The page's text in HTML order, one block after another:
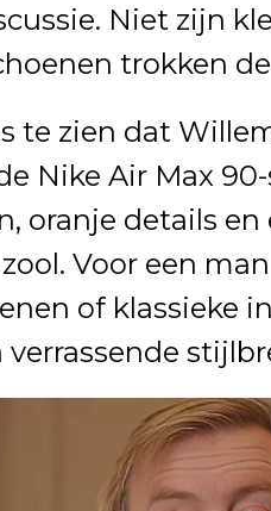
Niet zijn
trokken
te zien dat
Nike Air Max
oranje details
Voor een
of klassieke
verrassende